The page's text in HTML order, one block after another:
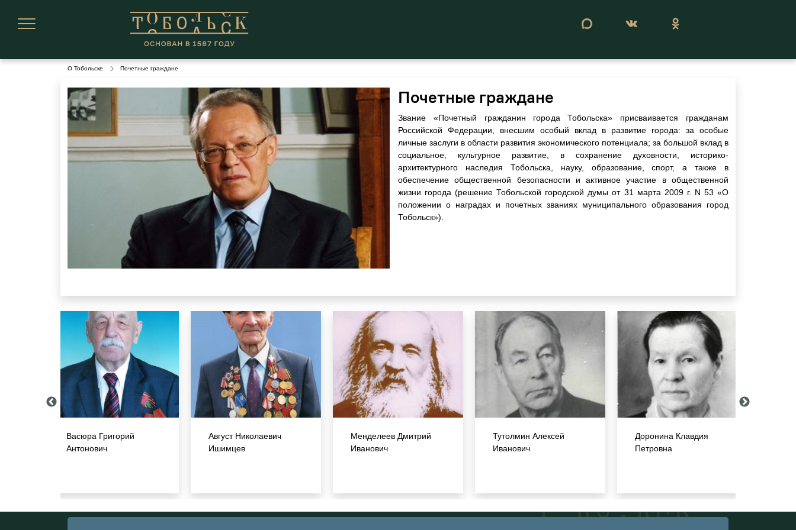
О Тобольске Почетные граждане
Почетные граждане
Звание «Почетный гражданин города Тобольска» присваивается гражданам
Российской Федерации, внесшим особый вклад в развитие города: за особые
личные заслуги в области развития экономического потенциала; за большой вклад в
социальное, культурное развитие, в сохранение духовности, историко-
архитектурного наследия Тобольска, науку, образование, спорт, а также в
обеспечение общественной безопасности и активное участие в общественной
жизни города (решение Тобольской городской думы от 31 марта 2009 г. N 53 «О
положении о наградах и почетных званиях муниципального образования город
Тобольск»).
Васюра Григорий
Антонович
Август Николаевич
Ишимцев
Менделеев Дмитрий
Иванович
Тутолмин Алексей
Иванович
Доронина Клавдия
Петровна